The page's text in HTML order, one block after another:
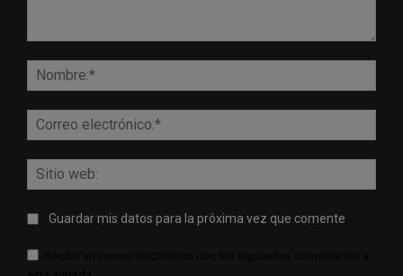
Guardar mis datos para la próxima vez que comente